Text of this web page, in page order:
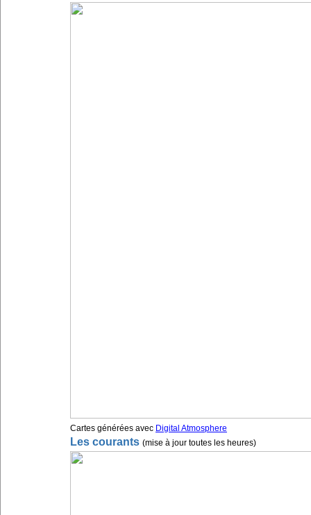
Cartes générées avec Digital Atmosphere
Les courants (mise à jour toutes les heures)